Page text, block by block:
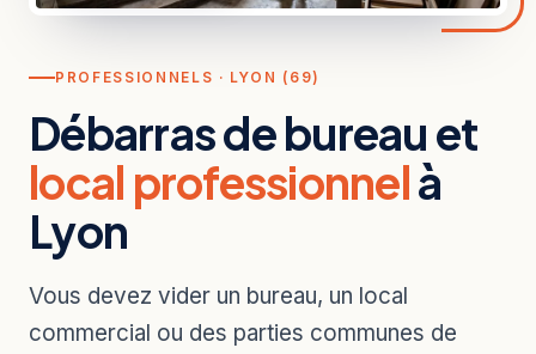
PROFESSIONNELS · LYON (69)
Débarras de bureau et
local professionnelà
Lyon
Vous devez vider un bureau, un local
commercial ou des parties communes de